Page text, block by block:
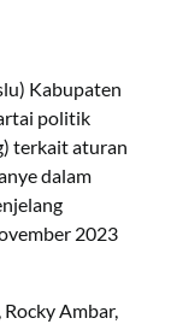
Kabupaten
politik
terkait aturan
dalam
2023
Ambar,